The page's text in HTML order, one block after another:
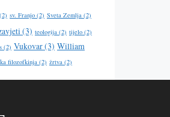
(2) sv. Franjo (2) Sveta Zemlja (2)
(3) teologija (2) tijelo (2)
(2) Vukovar(3) William
filozofkinja (2) žrtva (2)